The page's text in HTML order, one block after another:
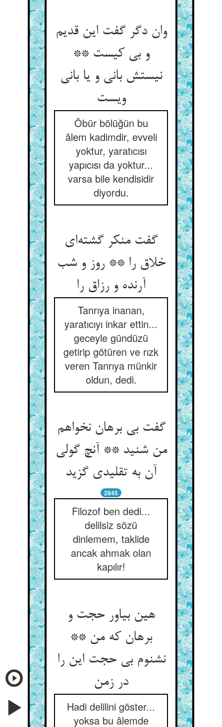
وان دگر گفت این قدیم
و بی کیست **
نیستش بانی و یا بانی
ویست
Öbür bölüğün bu
âlem kadimdir, evveli
yoktur, yaratıcısı
yapıcısı da yoktur...
varsa bile kendisidir
diyordu.
گفت منکر گشته‌ای
خلاق را ** روز و شب
آرنده و رزاق را
Tanrıya inanan,
yaratıcıyı inkar ettin...
geceyle gündüzü
getirip götüren ve rızk
veren Tanrıya münkir
oldun, dedi.
گفت بی برهان نخواهم
من شنید ** آنچ گولی
آن به تقلیدی گزید
2845
Filozof ben dedi...
delilsiz sözü
dinlemem, taklide
ancak ahmak olan
kapılır!
هین بیاور حجت و
برهان که من **
نشنوم بی حجت این را
در زمن
Hadi delilini göster...
yoksa bu âlemde